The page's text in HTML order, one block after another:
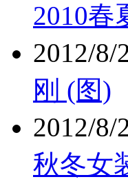
2010春
2012/8/
刚 (图)
2012/8/
秋冬女